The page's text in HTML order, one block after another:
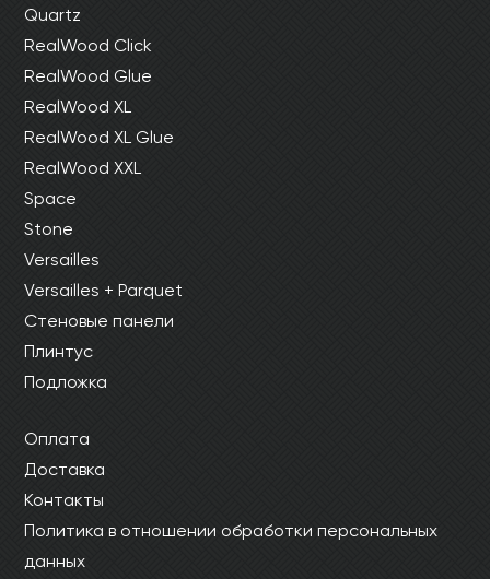
Quartz
RealWood Click
RealWood Glue
RealWood XL
RealWood XL Glue
RealWood XXL
Space
Stone
Versailles
Versailles + Parquet
Стеновые панели
Плинтус
Подложка
Оплата
Доставка
Контакты
Политика в отношении обработки персональных
данных